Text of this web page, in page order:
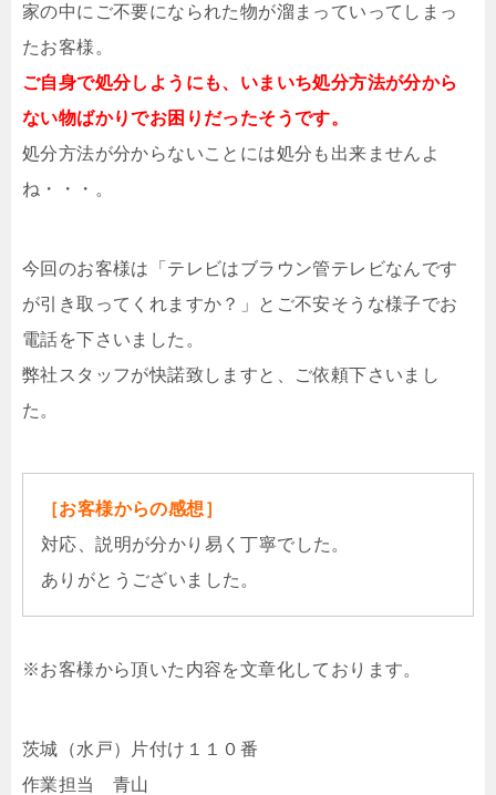
家の中にご不要になられた物が溜まっていってしまっ
たお客様。
ご自身で処分しようにも、いまいち処分方法が分から
ない物ばかりでお困りだったそうです。
処分方法が分からないことには処分も出来ませんよ
ね・・・。
今回のお客様は「テレビはブラウン管テレビなんです
が引き取ってくれますか？」とご不安そうな様子でお
電話を下さいました。
弊社スタッフが快諾致しますと、ご依頼下さいまし
た。
［お客様からの感想］
対応、説明が分かり易く丁寧でした。
ありがとうございました。
※お客様から頂いた内容を文章化しております。
茨城（水戸）片付け１１０番
作業担当 青山